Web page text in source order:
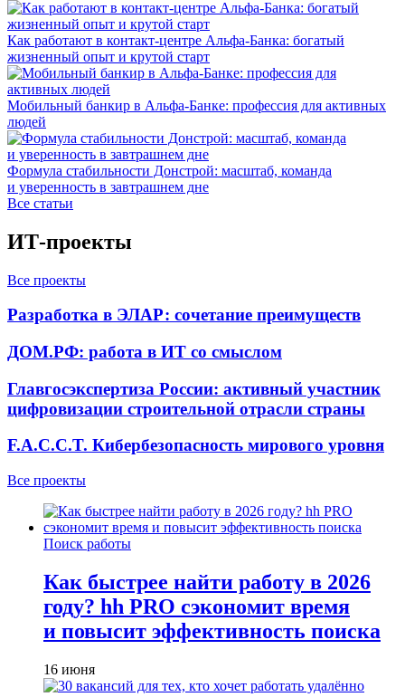
Как работают в контакт-центре Альфа-Банка: богатый
жизненный опыт и крутой старт
Мобильный банкир в Альфа-Банке: профессия для активных
людей
Формула стабильности Донстрой: масштаб, команда
и уверенность в завтрашнем дне
Все статьи
ИТ-проекты
Все проекты
Разработка в ЭЛАР: сочетание преимуществ
ДОМ.РФ: работа в ИТ со смыслом
Главгосэкспертиза России: активный участник
цифровизации строительной отрасли страны
F.A.C.C.T. Кибербезопасность мирового уровня
Все проекты
Поиск работы
Как быстрее найти работу в 2026
году? hh PRO сэкономит время
и повысит эффективность поиска
16 июня